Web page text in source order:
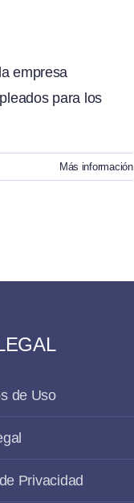
empresa
para los
Más información
de Uso
Privacidad